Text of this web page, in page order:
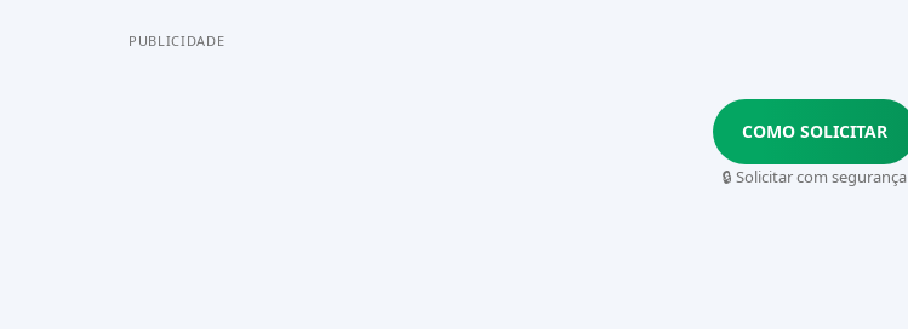
PUBLICIDADE
COMO SOLICITAR
🔒 Solicitar com segurança